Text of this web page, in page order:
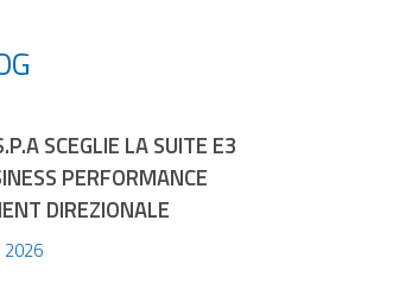
SCEGLIE LA SUITE E3
PERFORMANCE
DIREZIONALE
2026